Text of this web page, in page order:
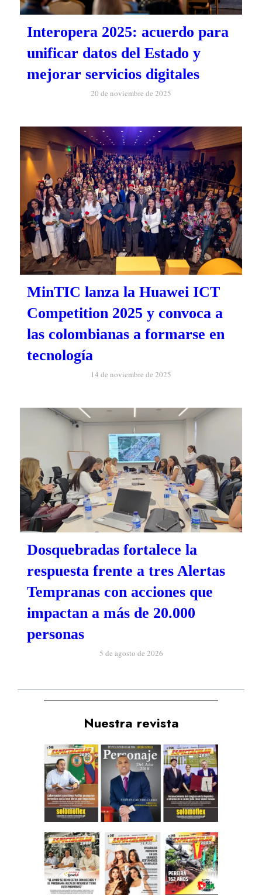
Interopera 2025: acuerdo para
unificar datos del Estado y
mejorar servicios digitales
20 de noviembre de 2025
MinTIC lanza la Huawei ICT
Competition 2025 y convoca a
las colombianas a formarse en
tecnología
14 de noviembre de 2025
Dosquebradas fortalece la
respuesta frente a tres Alertas
Tempranas con acciones que
impactan a más de 20.000
personas
5 de agosto de 2026
Nuestra revista